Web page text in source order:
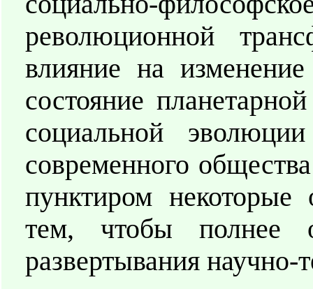
революционной
влияние на
состояние
социальной
современного
пунктиром
тем, чтобы полнее
развертывания